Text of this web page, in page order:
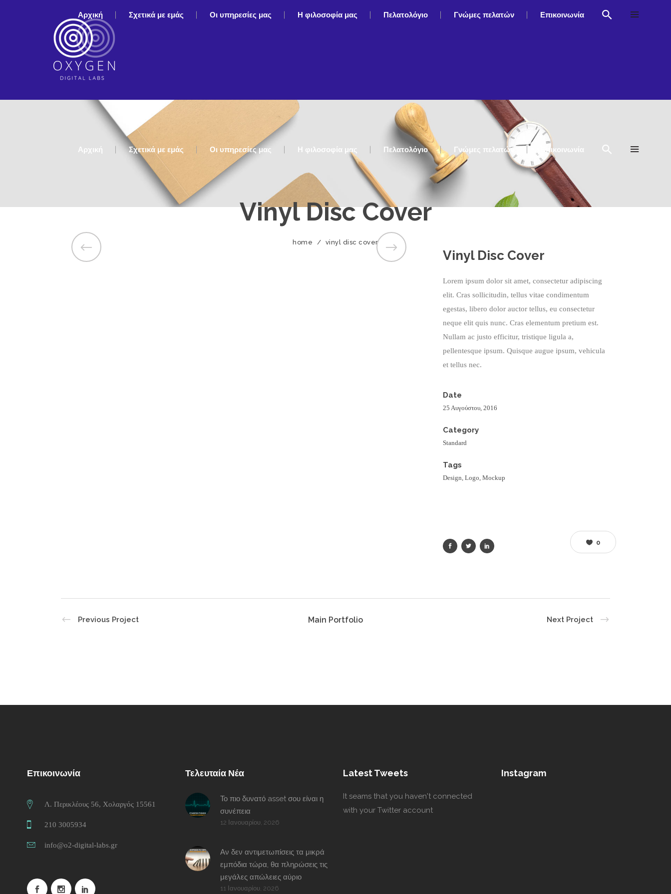
Αρχική Σχετικά με εμάς Οι υπηρεσίες μας Η φιλοσοφία μας Πελατολόγιο Γνώμες πελατών Επικοινωνία
Αρχική Σχετικά με εμάς Οι υπηρεσίες μας Η φιλοσοφία μας Πελατολόγιο Γνώμες πελατών Επικοινωνία
Vinyl Disc Cover
home / vinyl disc cover
Vinyl Disc Cover
Lorem ipsum dolor sit amet, consectetur adipiscing
elit. Cras sollicitudin, tellus vitae condimentum
egestas, libero dolor auctor tellus, eu consectetur
neque elit quis nunc. Cras elementum pretium est.
Nullam ac justo efficitur, tristique ligula a,
pellentesque ipsum. Quisque augue ipsum, vehicula
et tellus nec.
Date
25 Αυγούστου, 2016
Category
Standard
Tags
Design, Logo, Mockup
0
Previous Project Main Portfolio Next Project
Επικοινωνία
Λ. Περικλέους 56, Χολαργός 15561
210 3005934
info@o2-digital-labs.gr
Τελευταία Νέα
Το πιο δυνατό asset σου είναι η
συνέπεια
12 Ιανουαρίου, 2026
Αν δεν αντιμετωπίσεις τα μικρά
εμπόδια τώρα, θα πληρώσεις τις
μεγάλες απώλειες αύριο
11 Ιανουαρίου, 2026
Latest Tweets
It seams that you haven't connected
with your Twitter account
Instagram